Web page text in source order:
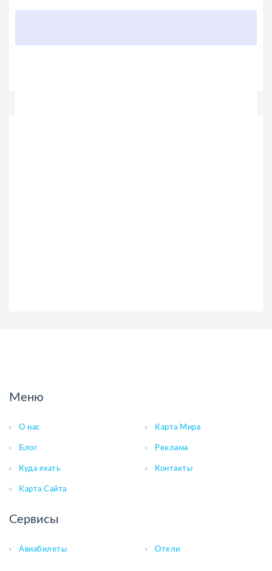
Меню
О нас Карта Мира
Блог Реклама
Куда ехать Контакты
Карта Сайта
Сервисы
Авиабилеты Отели